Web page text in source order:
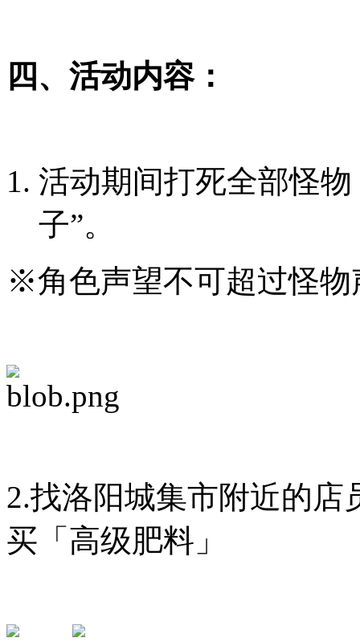
四、活动内容：
活动期间打死全部怪
子”。
※角色声望不可超过怪物
2.找洛阳城集市附近的
买「高级肥料」